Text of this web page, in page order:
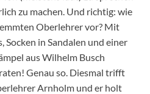
zu machen. Und richtig: wie
Oberlehrer vor? Mit
Socken in Sandalen und einer
aus Wilhelm Busch
Genau so. Diesmal trifft
Arnholm und er holt